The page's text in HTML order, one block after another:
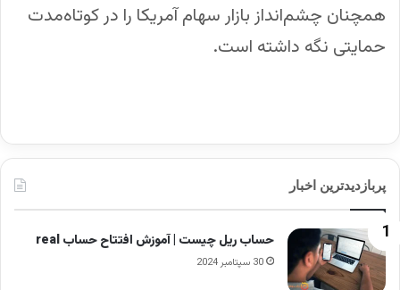
همچنان چشم‌انداز بازار سهام آمریکا را در کوتاه‌مدت
حمایتی نگه داشته است.
پربازدیدترین اخبار
حساب ریل چیست | آموزش افتتاح حساب real
30 سپتامبر 2024